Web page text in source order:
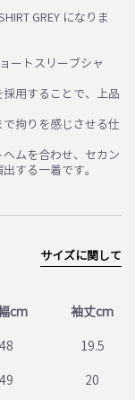
GREY になりま
ートスリーブシャ
用することで、上品
拘りを感じさせる仕
ムを合わせ、セカン
する一着です。
cm 袖丈cm
48 19.5
49 20
サイズに関して
進む